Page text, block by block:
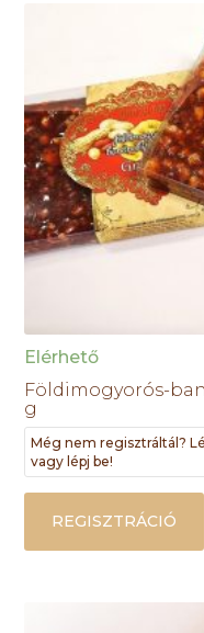
Elérhető
Földimogyorós-
g
Még nem regisztráltál?
vagy lépj be!
REGISZTRÁCIÓ